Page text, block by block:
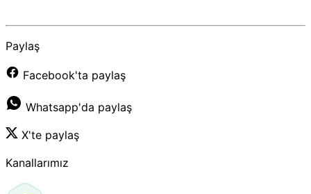
Paylaş
Facebook'ta paylaş
Whatsapp'da paylaş
X'te paylaş
Kanallarımız